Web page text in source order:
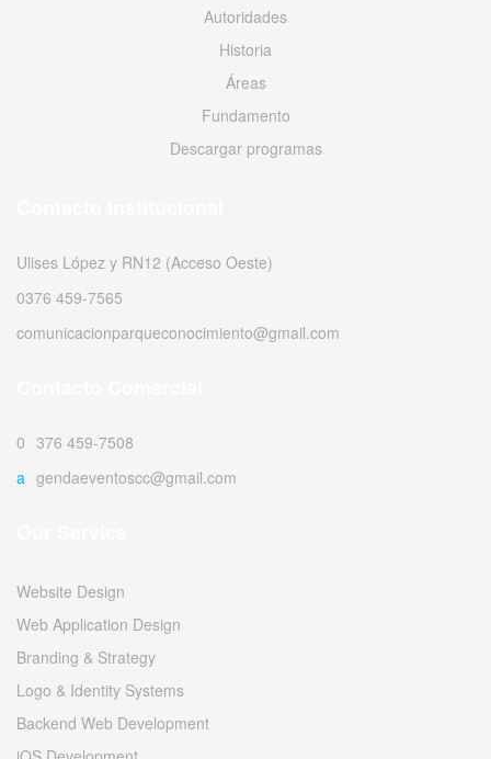
Autoridades
Historia
Áreas
Fundamento
Descargar programas
Ulises López y RN12 (Acceso Oeste)
0376 459-7565
comunicacionparqueconocimiento@gmail.com
0376 459-7508
agendaeventoscc@gmail.com
Website Design
Web Application Design
Branding & Strategy
Logo & Identity Systems
Backend Web Development